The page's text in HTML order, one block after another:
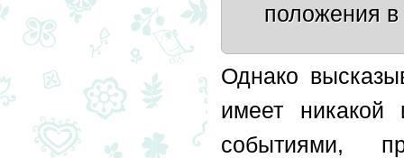
положения
Однако
имеет никакой
событиями,